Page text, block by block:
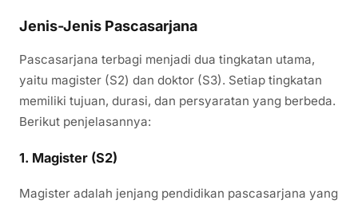
Jenis-Jenis Pascasarjana
Pascasarjana terbagi menjadi dua tingkatan utama,
yaitu magister (S2) dan doktor (S3). Setiap tingkatan
memiliki tujuan, durasi, dan persyaratan yang berbeda.
Berikut penjelasannya:
1. Magister (S2)
Magister adalah jenjang pendidikan pascasarjana yang